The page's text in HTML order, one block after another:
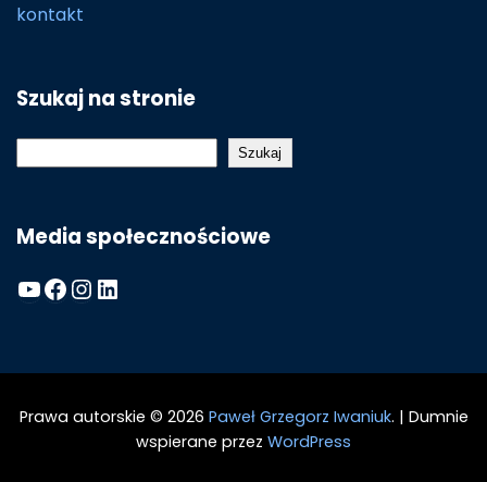
kontakt
Szukaj na stronie
Szukaj
Media społecznościowe
YouTube
Facebook
Instagram
LinkedIn
Prawa autorskie © 2026 Paweł Grzegorz Iwaniuk. | Dumnie
wspierane przez WordPress